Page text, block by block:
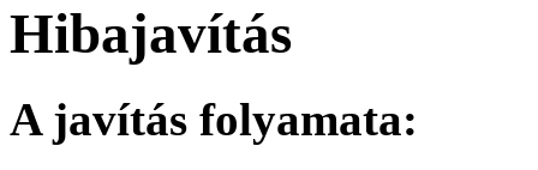
Hibajavítás
A javítás folyamata: